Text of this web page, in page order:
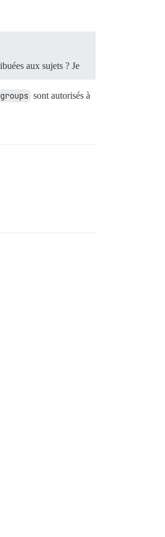
aux sujets ? Je
sont autorisés à